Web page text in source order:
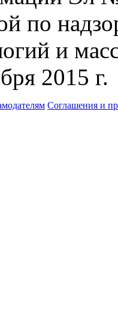
по
и
2015 г.
Соглашения и